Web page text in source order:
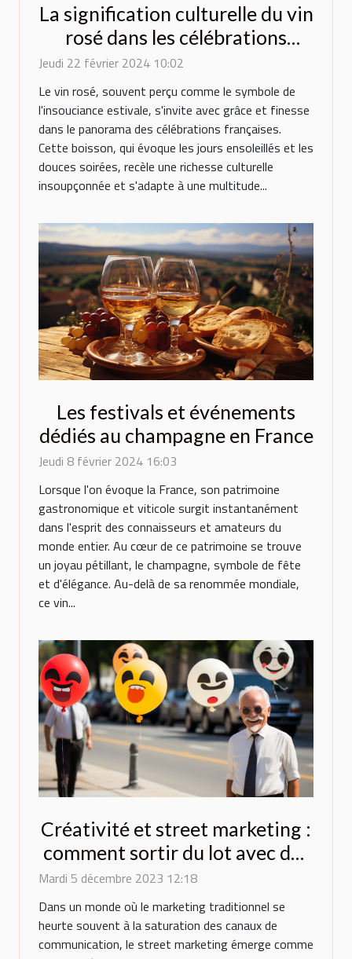
La signification culturelle du vin
rosé dans les célébrations
françaises
Jeudi 22 février 2024 10:02
Le vin rosé, souvent perçu comme le symbole de
l'insouciance estivale, s'invite avec grâce et finesse
dans le panorama des célébrations françaises.
Cette boisson, qui évoque les jours ensoleillés et les
douces soirées, recèle une richesse culturelle
insoupçonnée et s'adapte à une multitude...
Les festivals et événements
dédiés au champagne en France
Jeudi 8 février 2024 16:03
Lorsque l'on évoque la France, son patrimoine
gastronomique et viticole surgit instantanément
dans l'esprit des connaisseurs et amateurs du
monde entier. Au cœur de ce patrimoine se trouve
un joyau pétillant, le champagne, symbole de fête
et d'élégance. Au-delà de sa renommée mondiale,
ce vin...
Créativité et street marketing :
comment sortir du lot avec des
ballons originaux ?
Mardi 5 décembre 2023 12:18
Dans un monde où le marketing traditionnel se
heurte souvent à la saturation des canaux de
communication, le street marketing émerge comme